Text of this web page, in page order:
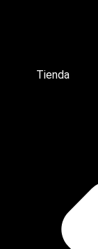
Tienda